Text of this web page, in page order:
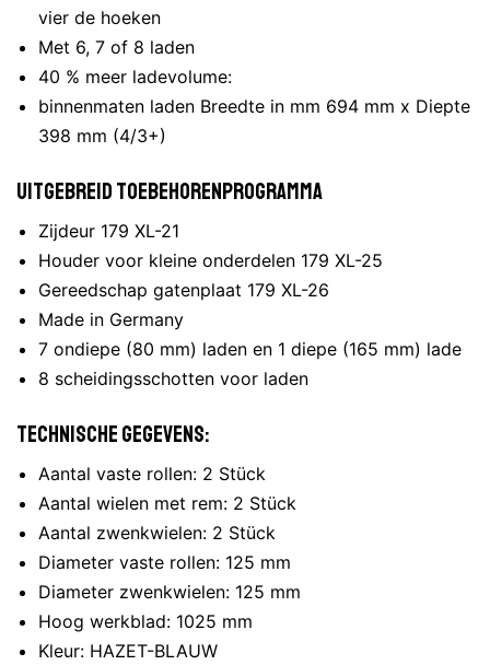
vier de hoeken
Met 6, 7 of 8 laden
40 % meer ladevolume:
binnenmaten laden Breedte in mm 694 mm x Diepte
398 mm (4/3+)
Uitgebreid toebehorenprogramma
Zijdeur 179 XL-21
Houder voor kleine onderdelen 179 XL-25
Gereedschap gatenplaat 179 XL-26
Made in Germany
7 ondiepe (80 mm) laden en 1 diepe (165 mm) lade
8 scheidingsschotten voor laden
Technische gegevens:
Aantal vaste rollen: 2 Stück
Aantal wielen met rem: 2 Stück
Aantal zwenkwielen: 2 Stück
Diameter vaste rollen: 125 mm
Diameter zwenkwielen: 125 mm
Hoog werkblad: 1025 mm
Kleur: HAZET-BLAUW